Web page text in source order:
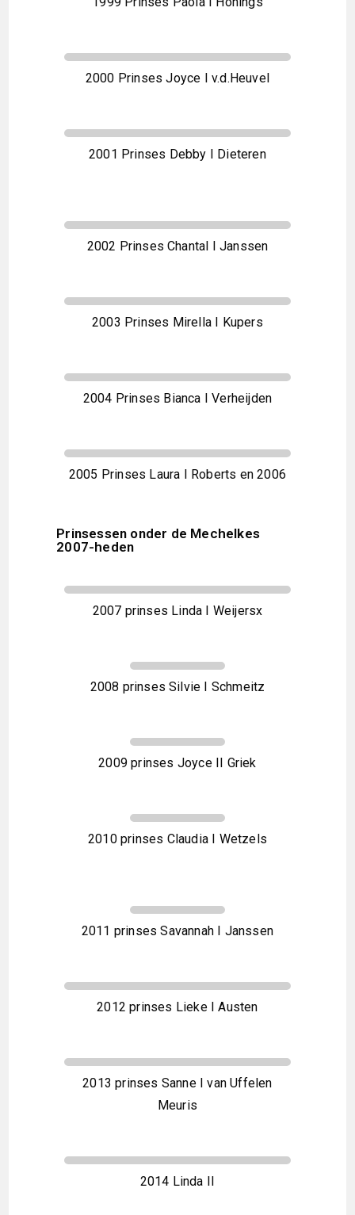
2000 Prinses Joyce I v.d.Heuvel
2001 Prinses Debby I Dieteren
2002 Prinses Chantal I Janssen
2003 Prinses Mirella I Kupers
2004 Prinses Bianca I Verheijden
2005 Prinses Laura I Roberts en 2006
Prinsessen onder de Mechelkes
2007-heden
2007 prinses Linda I Weijersx
2008 prinses Silvie I Schmeitz
2009 prinses Joyce II Griek
2010 prinses Claudia I Wetzels
2011 prinses Savannah I Janssen
2012 prinses Lieke I Austen
2013 prinses Sanne I van Uffelen
Meuris
2014 Linda II